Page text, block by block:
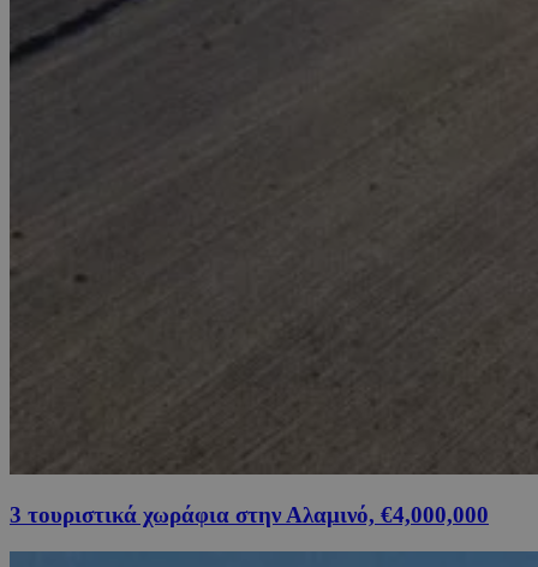
3 τουριστικά χωράφια στην Αλαμινό, €4,000,000